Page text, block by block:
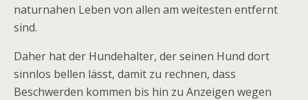
naturnahen Leben von allen am weitesten entfernt
sind.
Daher hat der Hundehalter, der seinen Hund dort
sinnlos bellen lässt, damit zu rechnen, dass
Beschwerden kommen bis hin zu Anzeigen wegen